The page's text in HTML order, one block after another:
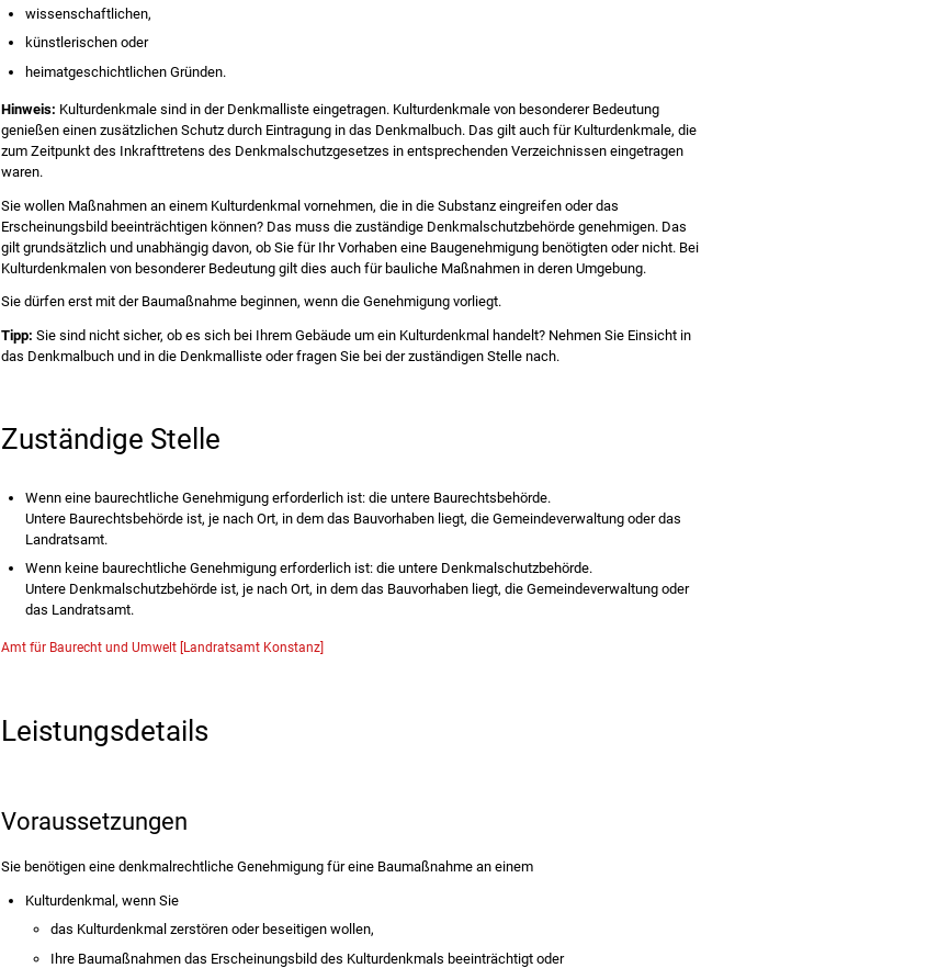
wissenschaftlichen,
künstlerischen oder
heimatgeschichtlichen Gründen.
Hinweis: Kulturdenkmale sind in der Denkmalliste eingetragen. Kulturdenkmale von besonderer Bedeutung
genießen einen zusätzlichen Schutz durch Eintragung in das Denkmalbuch. Das gilt auch für Kulturdenkmale, die
zum Zeitpunkt des Inkrafttretens des Denkmalschutzgesetzes in entsprechenden Verzeichnissen eingetragen
waren.
Sie wollen Maßnahmen an einem Kulturdenkmal vornehmen, die in die Substanz eingreifen oder das
Erscheinungsbild beeinträchtigen können? Das muss die zuständige Denkmalschutzbehörde genehmigen. Das
gilt grundsätzlich und unabhängig davon, ob Sie für Ihr Vorhaben eine Baugenehmigung benötigten oder nicht. Bei
Kulturdenkmalen von besonderer Bedeutung gilt dies auch für bauliche Maßnahmen in deren Umgebung.
Sie dürfen erst mit der Baumaßnahme beginnen, wenn die Genehmigung vorliegt.
Tipp: Sie sind nicht sicher, ob es sich bei Ihrem Gebäude um ein Kulturdenkmal handelt? Nehmen Sie Einsicht in
das Denkmalbuch und in die Denkmalliste oder fragen Sie bei der zuständigen Stelle nach.
Zuständige Stelle
Wenn eine baurechtliche Genehmigung erforderlich ist: die untere Baurechtsbehörde.
Untere Baurechtsbehörde ist, je nach Ort, in dem das Bauvorhaben liegt, die Gemeindeverwaltung oder das
Landratsamt.
Wenn keine baurechtliche Genehmigung erforderlich ist: die untere Denkmalschutzbehörde.
Untere Denkmalschutzbehörde ist, je nach Ort, in dem das Bauvorhaben liegt, die Gemeindeverwaltung oder
das Landratsamt.
Amt für Baurecht und Umwelt [Landratsamt Konstanz]
Leistungsdetails
Voraussetzungen
Sie benötigen eine denkmalrechtliche Genehmigung für eine Baumaßnahme an einem
Kulturdenkmal, wenn Sie
das Kulturdenkmal zerstören oder beseitigen wollen,
Ihre Baumaßnahmen das Erscheinungsbild des Kulturdenkmals beeinträchtigt oder